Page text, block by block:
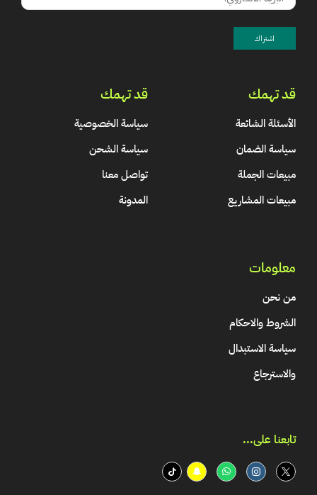
قد تهمك
الأسئلة الشائعة
سياسة الضمان
مبيعات الجملة
مبيعات المشاريع
قد تهمك
سياسة الخصوصية
سياسة الشحن
تواصل معنا
المدونة
معلومات
من نحن
الشروط والاحكام
سياسة الاستبدال
والاسترجاع
تابعنا على...​